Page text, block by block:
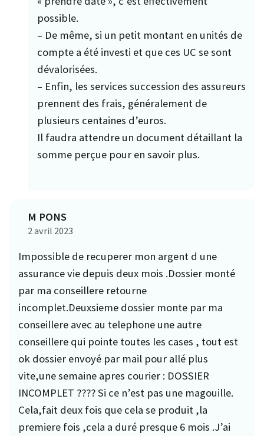
possible.
– De même, si un petit montant en unités de
compte a été investi et que ces UC se sont
dévalorisées.
– Enfin, les services succession des assureurs
prennent des frais, généralement de
plusieurs centaines d’euros.
Il faudra attendre un document détaillant la
somme perçue pour en savoir plus.
M PONS
2 avril 2023
Impossible de recuperer mon argent d une
assurance vie depuis deux mois .Dossier monté
par ma conseillere retourne
incomplet.Deuxsieme dossier monte par ma
conseillere avec au telephone une autre
conseillere qui pointe toutes les cases , tout est
ok dossier envoyé par mail pour allé plus
vite,une semaine apres courier : DOSSIER
INCOMPLET ???? Si ce n’est pas une magouille.
Cela,fait deux fois que cela se produit ,la
premiere fois ,cela a duré presque 6 mois .J’ai